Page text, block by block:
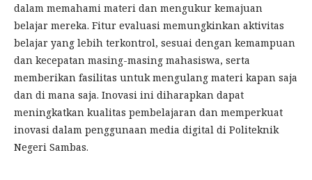
dalam memahami materi dan mengukur kemajuan
belajar mereka. Fitur evaluasi memungkinkan aktivitas
belajar yang lebih terkontrol, sesuai dengan kemampuan
dan kecepatan masing-masing mahasiswa, serta
memberikan fasilitas untuk mengulang materi kapan saja
dan di mana saja. Inovasi ini diharapkan dapat
meningkatkan kualitas pembelajaran dan memperkuat
inovasi dalam penggunaan media digital di Politeknik
Negeri Sambas.